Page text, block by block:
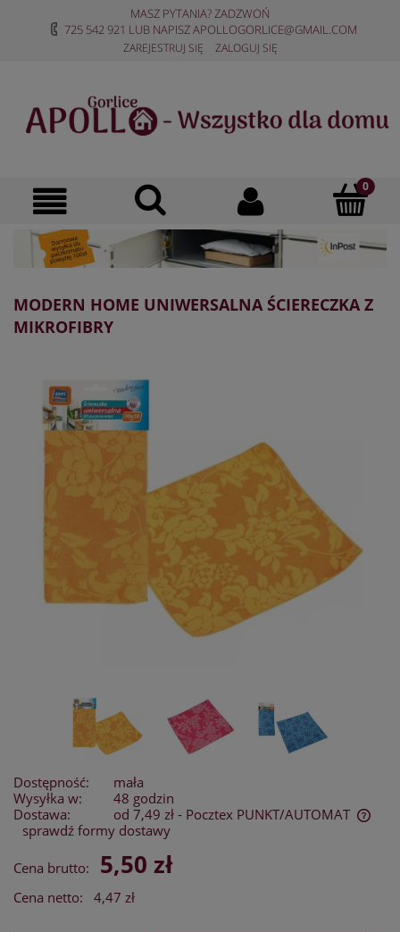
MASZ PYTANIA? ZADZWOŃ
725 542 921 LUB NAPISZAPOLLOGORLICE@GMAIL.COM
ZAREJESTRUJ SIĘ ZALOGUJ SIĘ
MODERN HOME UNIWERSALNA ŚCIERECZKA Z
MIKROFIBRY
Dostępność:
mała
Wysyłka w:
48 godzin
Dostawa:
od 7,49 zł - Pocztex PUNKT/AUTOMAT
Cena nie zawiera ewentualnych kosztów płatności
sprawdź formy dostawy
Cena brutto: 5,50 zł
Cena netto: 4,47 zł